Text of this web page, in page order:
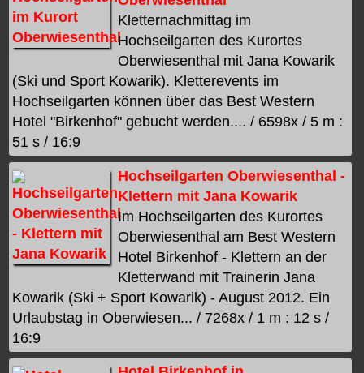
Kletternachmittag im
Hochseilgarten des Kurortes
Oberwiesenthal mit Jana Kowarik
(Ski und Sport Kowarik). Kletterevents im
Hochseilgarten können über das Best Western
Hotel "Birkenhof" gebucht werden.... / 6598x / 5 m :
51 s / 16:9
Hochseilgarten Oberwiesenthal -
Klettern mit Jana Kowarik
Im Hochseilgarten des Kurortes
Oberwiesenthal am Best Western
Hotel Birkenhof - Klettern an der
Kletterwand mit Trainerin Jana
Kowarik (Ski + Sport Kowarik) - August 2012. Ein
Urlaubstag in Oberwiesen... / 7268x / 1 m : 12 s /
16:9